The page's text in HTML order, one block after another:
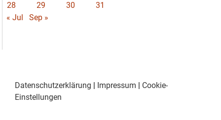
28
29 30
31
« Jul
Sep »
Datenschutzerklärung Impressum
Cookie-
Einstellungen